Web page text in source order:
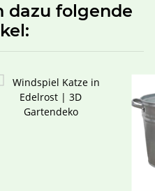
dazu folgende